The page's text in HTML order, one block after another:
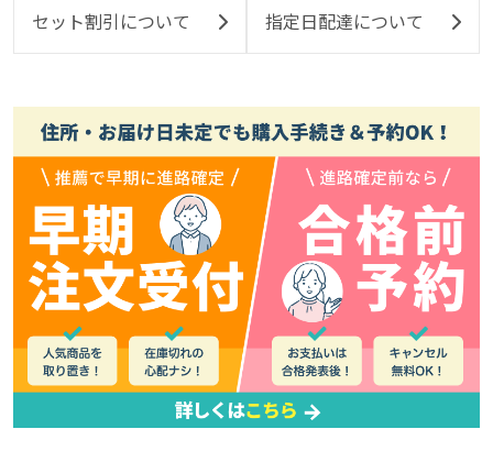
セット割引について 指定日配達について